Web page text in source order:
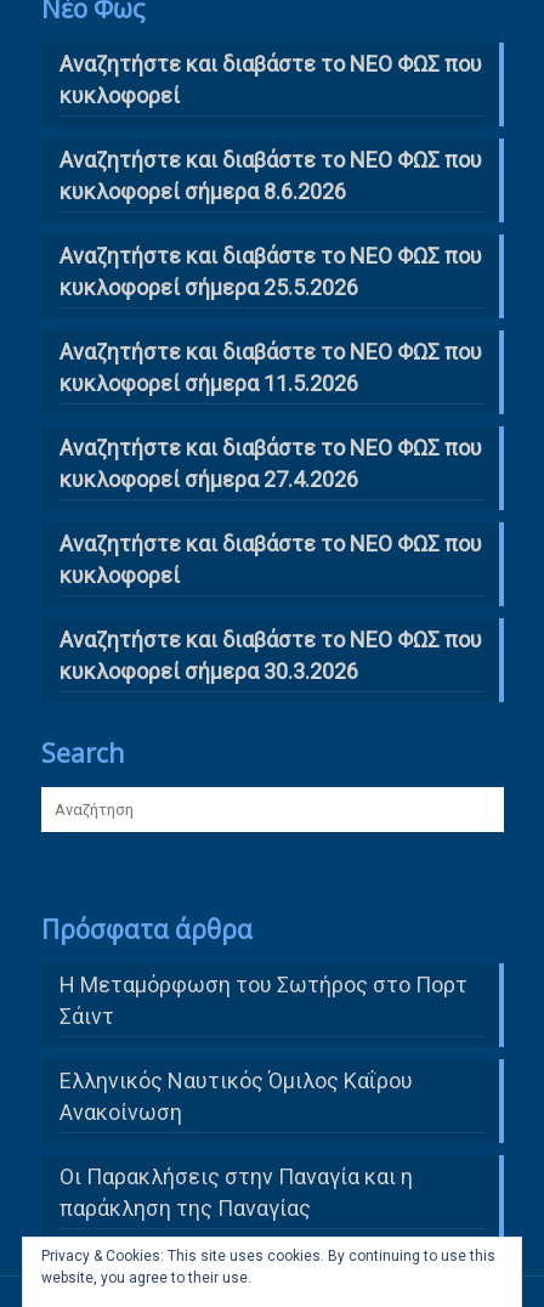
Νέο Φως
Αναζητήστε και διαβάστε το NΕΟ ΦΩΣ που
κυκλοφορεί
Αναζητήστε και διαβάστε το ΝΕΟ ΦΩΣ που
κυκλοφορεί σήμερα 8.6.2026
Αναζητήστε και διαβάστε το ΝΕΟ ΦΩΣ που
κυκλοφορεί σήμερα 25.5.2026
Αναζητήστε και διαβάστε το ΝΕΟ ΦΩΣ που
κυκλοφορεί σήμερα 11.5.2026
Αναζητήστε και διαβάστε το ΝΕΟ ΦΩΣ που
κυκλοφορεί σήμερα 27.4.2026
Αναζητήστε και διαβάστε το ΝΕΟ ΦΩΣ που
κυκλοφορεί
Αναζητήστε και διαβάστε το ΝΕΟ ΦΩΣ που
κυκλοφορεί σήμερα 30.3.2026
Search
Πρόσφατα άρθρα
Η Μεταμόρφωση του Σωτήρος στο Πορτ
Σάιντ
Ελληνικός Ναυτικός Όμιλος Καΐρου
Ανακοίνωση
Οι Παρακλήσεις στην Παναγία και η
παράκληση της Παναγίας
Privacy & Cookies: This site uses cookies. By continuing to use this
website, you agree to their use.